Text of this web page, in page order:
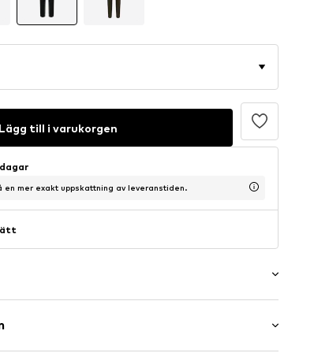
Lägg till i varukorgen
en mer exakt uppskattning av leveranstiden.